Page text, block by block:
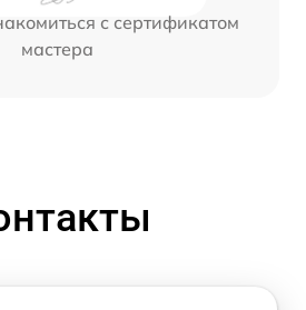
с сертификатом
мастера